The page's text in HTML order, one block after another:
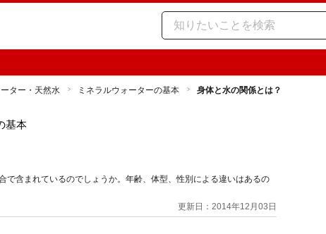
ター・天然水 ミネラルウォーターの基本 身体と水の関係とは？
基本
含まれているのでしょうか。年齢、体型、性別による違いはあるの
更新日：2014年12月03日